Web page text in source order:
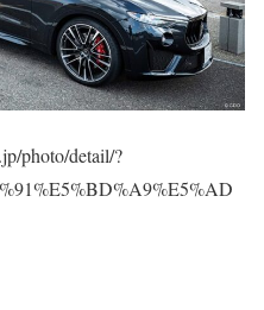
photo/detail/?